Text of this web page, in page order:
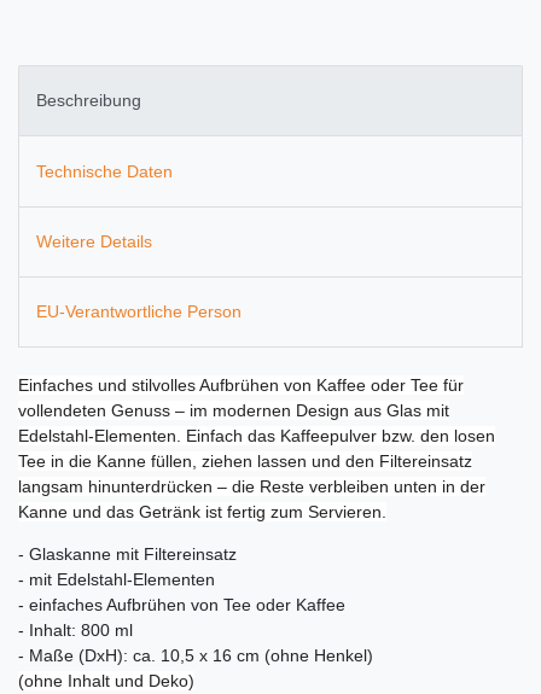
Beschreibung
Technische Daten
Weitere Details
EU-Verantwortliche Person
Einfaches und stilvolles Aufbrühen von Kaffee oder Tee für
vollendeten Genuss – im modernen Design aus Glas mit
Edelstahl-Elementen. Einfach das Kaffeepulver bzw. den losen
Tee in die Kanne füllen, ziehen lassen und den Filtereinsatz
langsam hinunterdrücken – die Reste verbleiben unten in der
Kanne und das Getränk ist fertig zum Servieren.
- Glaskanne mit Filtereinsatz
- mit Edelstahl-Elementen
- einfaches Aufbrühen von Tee oder Kaffee
- Inhalt: 800 ml
- Maße (DxH): ca. 10,5 x 16 cm (ohne Henkel)
(ohne Inhalt und Deko)